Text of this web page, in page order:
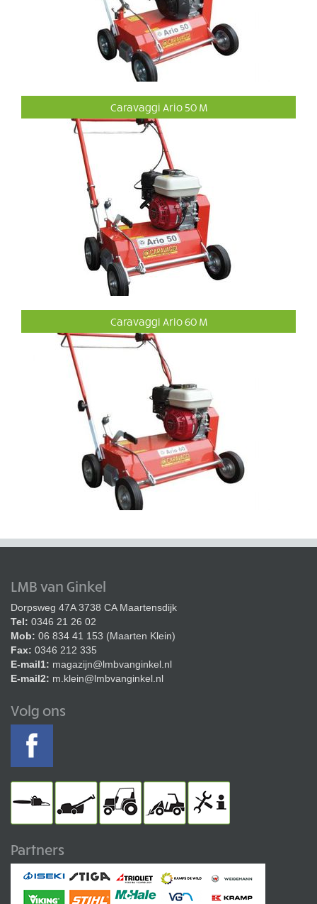
Caravaggi Ario 50 M
Caravaggi Ario 60 M
LMB van Ginkel
Dorpsweg 47A 3738 CA Maartensdijk
Tel: 0346 21 26 02
Mob: 06 834 41 153 (Maarten Klein)
Fax: 0346 212 335
E-mail1: magazijn@lmbvanginkel.nl
E-mail2: m.klein@lmbvanginkel.nl
Volg ons
Partners